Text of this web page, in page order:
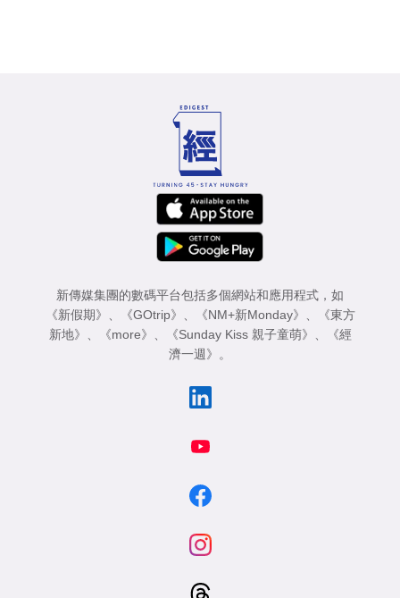
新傳媒集團的數碼平台包括多個網站和應用程式，如
《新假期》 、 《GOtrip》 、 《NM+新Monday》 、
《東方
新地》 、 《more》 、 《Sunday Kiss 親子童萌》 、
《經
濟一週》 。